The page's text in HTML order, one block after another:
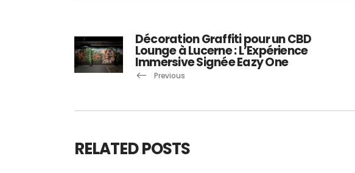
Décoration Graffiti pour un CBD
Lounge à Lucerne : L’Expérience
Immersive Signée Eazy One
Previous
RELATED POSTS